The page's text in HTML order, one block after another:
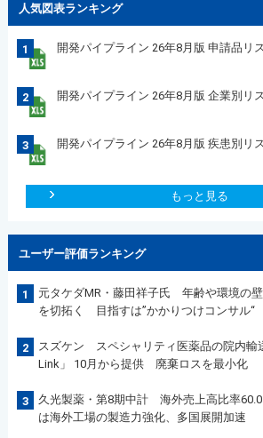
人気図表ランキング
1 開発パイプライン 26年8月版 申請品リ
2 開発パイプライン 26年8月版 企業別リ
3 開発パイプライン 26年8月版 疾患別リ
もっと見る
ユーザー評価ランキング
1
元タケダMR・藤田祥子氏 年齢や環境の
を切拓く 目指すは”かかりつけコンサル“
2
スズケン スペシャリティ医薬品の院内輸
Link」 10月から提供 廃棄ロスを最小化
3
久光製薬・第8期中計 海外売上高比率
は海外工場の製造力強化、多国展開加速